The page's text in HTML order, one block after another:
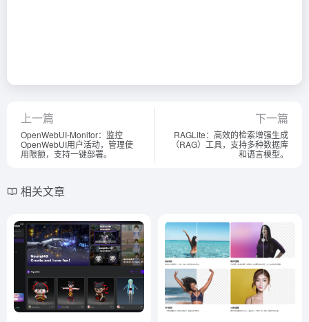
上一篇
OpenWebUI-Monitor：监控
OpenWebUI用户活动，管理使
用限额，支持一键部署。
下一篇
RAGLite：高效的检索增强生成
（RAG）工具，支持多种数据库
和语言模型。
相关文章